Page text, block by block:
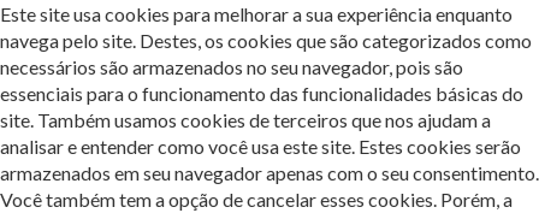
Este site usa cookies para melhorar a sua experiência enquanto
navega pelo site. Destes, os cookies que são categorizados como
necessários são armazenados no seu navegador, pois são
essenciais para o funcionamento das funcionalidades básicas do
site. Também usamos cookies de terceiros que nos ajudam a
analisar e entender como você usa este site. Estes cookies serão
armazenados em seu navegador apenas com o seu consentimento.
Você também tem a opção de cancelar esses cookies. Porém, a